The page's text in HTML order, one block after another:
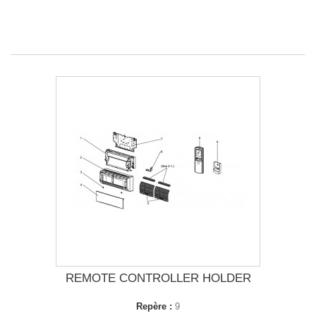
REMOTE CONTROLLER HOLDER
Repère : 9